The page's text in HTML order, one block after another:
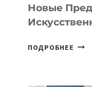
Новые
ПОДРОБНЕЕ В